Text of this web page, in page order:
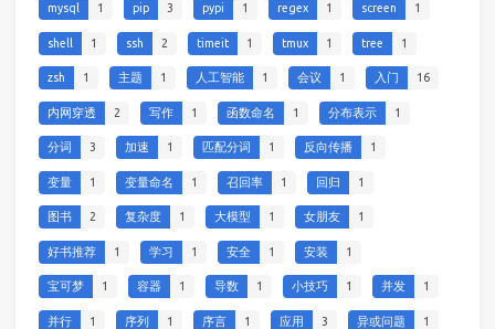
mysql 1 pip 3 pypi 1 regex 1 screen 1
shell 1 ssh 2 timeit 1 tmux 1 tree 1
zsh 1 主题 1 人工智能 1 会议 1 入门 16
内网穿透 2 写作 1 函数命名 1 分布表示 1
分词 3 加速 1 匹配分词 1 反向传播 1
变量 1 变量命名 1 召回率 1 回归 1
图书 2 复杂度 1 大模型 1 女朋友 1
好书推荐 1 学习 1 安全 1 安装 1
宝可梦 1 容器 1 导数 1 小技巧 1 并发 1
并行 1 序列 1 序言 1 应用 3 异或问题 1